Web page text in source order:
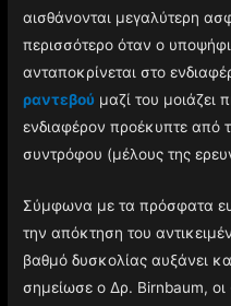
αισθάνονται μεγαλύτερη
περισσότερο όταν ο
ανταποκρίνεται στο
ραντεβού μαζί του μοιάζει
ενδιαφέρον προέκυπτε από
συντρόφου (μέλους της
Σύμφωνα με τα πρόσφατα
την απόκτηση του
βαθμό δυσκολίας αυξάνει
σημείωσε ο Δρ. Birnbaum, οι